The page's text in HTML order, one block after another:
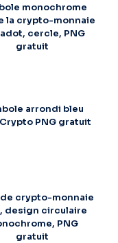
monochrome
la crypto-monnaie
cercle, PNG
gratuit
arrondi bleu
PNG gratuit
crypto-monnaie
design circulaire
PNG
gratuit